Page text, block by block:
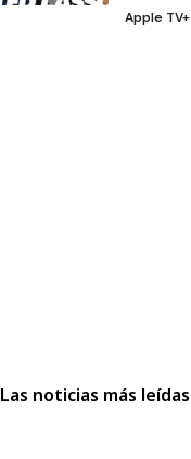
Apple TV+
Las noticias más leídas